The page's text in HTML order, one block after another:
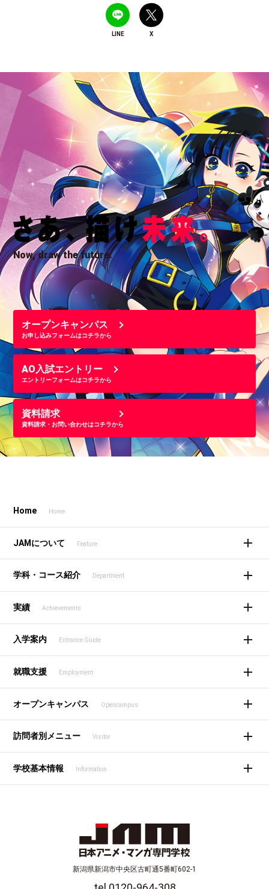
LINE X
Now, draw the future.
オープンキャンパス
お申し込みフォームはコチラから
AO入試エントリー
エントリーフォームはコチラから
資料請求
資料請求・お問い合わせはコチラから
Home Home
JAMについて Feature
学科・コース紹介 Department
実績 Achievements
入学案内 Entrance Guide
就職支援 Employment
オープンキャンパス Opencampus
訪問者別メニュー Visitor
学校基本情報 Information
新潟県新潟市中央区古町通5番町602-1